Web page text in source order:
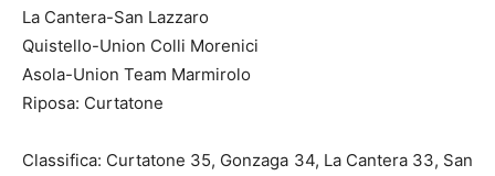
La Cantera-San Lazzaro
Quistello-Union Colli Morenici
Asola-Union Team Marmirolo
Riposa: Curtatone
Classifica: Curtatone 35, Gonzaga 34, La Cantera 33, San